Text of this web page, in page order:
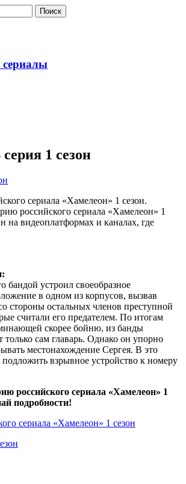
сериалы
1 сезон
сериала «Хамелеон» 1 сезон.
российского сериала «Хамелеон» 1
на видеоплатформах и каналах, где
бандой устроил своеобразное
в одном из корпусов, вызвав
стороны остальных членов преступной
считали его предателем. По итогам
скорее бойню, из банды
сам главарь. Однако он упорно
местонахождение Сергея. В это
подложить взрывное устройство к номеру
российского сериала «Хамелеон» 1
подробности!
сериала «Хамелеон» 1 сезон